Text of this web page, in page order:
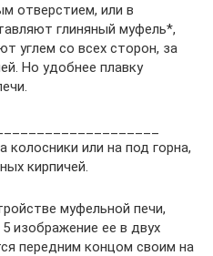
отверстием, или в
глиняный муфель*,
углем со вcex сторон, за
Но удобнее плавку
или на под горна,
кирпичей.
муфельной печи,
изображение ее в двух
передним концом своим на